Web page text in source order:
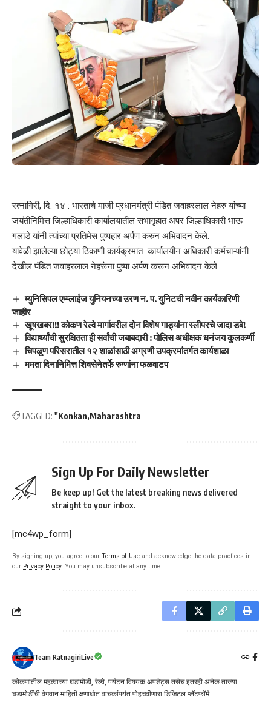
रत्नागिरी, दि. १४ : भारताचे माजी प्रधानमंत्री पंडित जवाहरलाल नेहरु यांच्या
जयंतीनिमित्त जिल्हाधिकारी कार्यालयातील सभागृहात अपर जिल्हाधिकारी भाऊ
गलांडे यांनी त्यांच्या प्रतिमेस पुष्पहार अर्पण करुन अभिवादन केले.
यावेळी झालेल्या छोट्या ठिकाणी कार्यक्रमात कार्यालयीन अधिकारी कर्मचाऱ्यांनी
देखील पंडित जवाहरलाल नेहरूंना पुष्पा अर्पण करून अभिवादन केले.
म्युनिसिपल एम्प्लाईज युनियनच्या उरण न. प. युनिटची नवीन कार्यकारिणी
जाहीर
खूषखबर!!! कोकण रेल्वे मार्गावरील दोन विशेष गाड्यांना स्लीपरचे जादा डबे!
विद्यार्थ्यांची सुरक्षितता ही सर्वांची जबाबदारी : पोलिस अधीक्षक धनंजय कुलकर्णी
चिपळूण परिसरातील १२ शाळांसाठी अग्रणी उपक्रमांतर्गत कार्यशाळा
ममता दिनानिमित्त शिवसेनेतर्फे रुग्णांना फळवाटप
TAGGED: "Konkan Maharashtra
Sign Up For Daily Newsletter
Be keep up! Get the latest breaking news delivered
straight to your inbox.
[mc4wp_form]
By signing up, you agree to our Terms of Use and acknowledge the data practices in
our Privacy Policy. You may unsubscribe at any time.
Team RatnagiriLive
कोकणातील महत्वाच्या घडामोडी, रेल्वे, पर्यटन विषयक अपडेट्स तसेच इतरही अनेक ताज्या
घडामोडींची वेगवान माहिती क्षणार्धात वाचकांपर्यत पोहचवीणारा डिजिटल प्लॅटफॉर्म